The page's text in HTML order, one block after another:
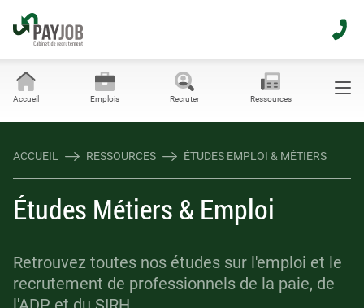
Accueil Emplois Recruter Ressources
ACCUEIL RESSOURCES ÉTUDES EMPLOI & MÉTIERS
Études Métiers & Emploi
Retrouvez toutes nos études sur l'emploi et le
recrutement de professionnels de la paie, de